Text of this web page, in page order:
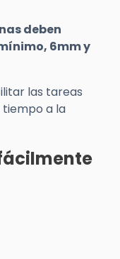
deben
6mm y
las tareas
tiempo a la